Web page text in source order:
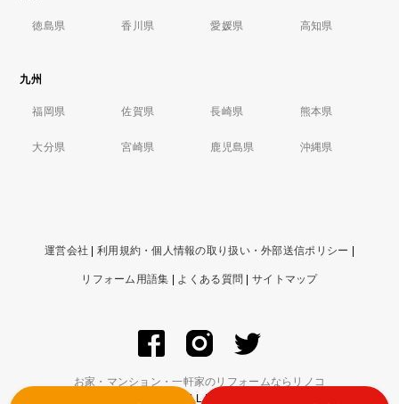
徳島県 香川県 愛媛県 高知県
九州
福岡県 佐賀県 長崎県 熊本県
大分県 宮崎県 鹿児島県 沖縄県
運営会社 利用規約・個人情報の取り扱い・外部送信ポリシー
リフォーム用語集 よくある質問 サイトマップ
お家・マンション・一軒家のリフォームならリノコ
© ZIGExN Co., Ltd. ALL RIGHTS RESERVED.